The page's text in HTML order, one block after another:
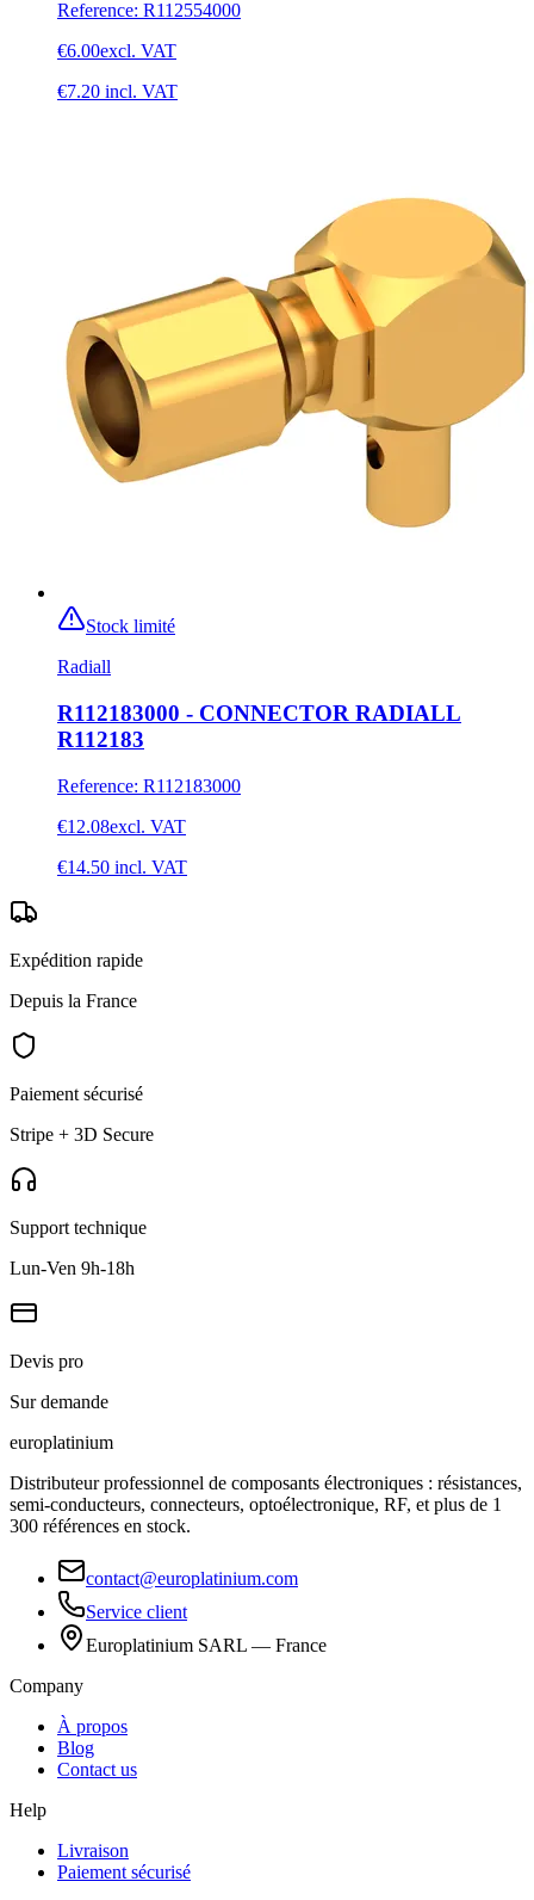
Reference: R112554000
€6.00excl. VAT
€7.20 incl. VAT
Stock limité
Radiall
R112183000 - CONNECTOR RADIALL
R112183
Reference: R112183000
€12.08excl. VAT
€14.50 incl. VAT
Expédition rapide
Depuis la France
Paiement sécurisé
Stripe + 3D Secure
Support technique
Lun-Ven 9h-18h
Devis pro
Sur demande
europlatinium
Distributeur professionnel de composants électroniques : résistances,
semi-conducteurs, connecteurs, optoélectronique, RF, et plus de 1
300 références en stock.
contact@europlatinium.com
Service client
Europlatinium SARL — France
Company
À propos
Blog
Contact us
Help
Livraison
Paiement sécurisé